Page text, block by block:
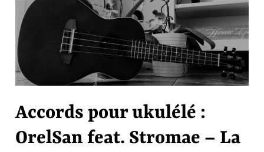
Accords pour ukulélé :
OrelSan feat. Stromae – La